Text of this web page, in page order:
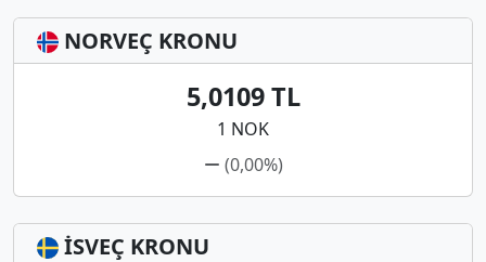
NORVEÇ KRONU
5,0109 TL
1 NOK
(0,00%)
İSVEÇ KRONU